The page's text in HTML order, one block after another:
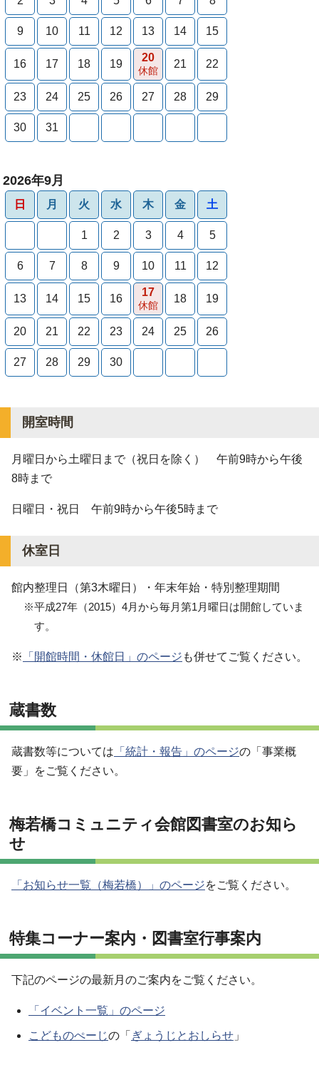
9 10 11 12 13 14 15
16 17 18 19
20
休館
21 22
23 24 25 26 27 28 29
30 31
2026年9月
日 月 火 水 木 金 土
1 2 3 4 5
6 7 8 9 10 11 12
13 14 15 16
17
休館
18 19
20 21 22 23 24 25 26
27 28 29 30
開室時間
月曜日から土曜日まで（祝日を除く） 午前9時から午後
8時まで
日曜日・祝日 午前9時から午後5時まで
休室日
館内整理日（第3木曜日）・年末年始・特別整理期間
※平成27年（2015）4月から毎月第1月曜日は開館していま
す。
※ 「開館時間・休館日」のページ も併せてご覧ください。
蔵書数
蔵書数等については 「統計・報告」のページの「事業概
要」をご覧ください。
梅若橋コミュニティ会館図書室のお知ら
せ
「お知らせ一覧（梅若橋）」のページをご覧ください。
特集コーナー案内・図書室行事案内
下記のページの最新月のご案内をご覧ください。
「イベント一覧」のページ
こどものぺーじの「 ぎょうじとおしらせ 」